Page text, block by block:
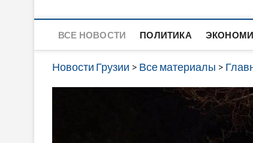
ВСЕ НОВОСТИ ПОЛИТИКА
Новости Грузии > Все материалы >